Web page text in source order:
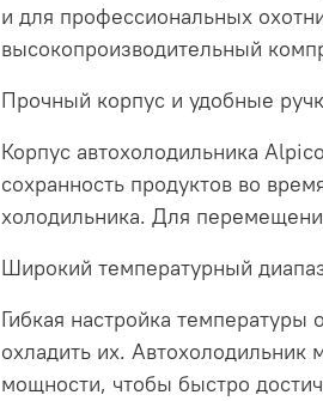
и для профессиональных
высокопроизводительный
Прочный корпус и удобные
Корпус автохолодильника
сохранность продуктов во
холодильника. Для
Широкий температурный
Гибкая настройка
охладить их. Автохолодильник
мощности, чтобы быстро